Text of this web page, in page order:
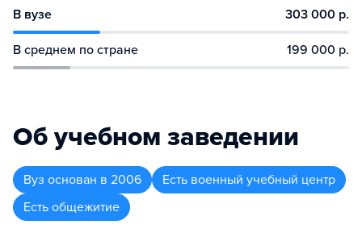
В вузе 303 000 р.
В среднем по стране 199 000 р.
Об учебном заведении
Вуз основан в 2006
Есть военный учебный центр
Есть общежитие